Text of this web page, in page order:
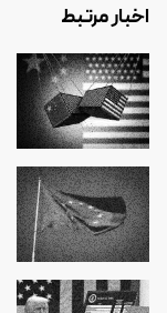
اخبار مرتبط